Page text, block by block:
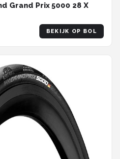
Grand Prix 5000 28 X
BEKIJK OP BOL